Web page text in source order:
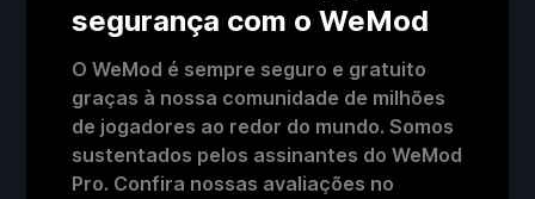
segurança com o WeMod
O WeMod é sempre seguro e gratuito
graças à nossa comunidade de milhões
de jogadores ao redor do mundo. Somos
sustentados pelos assinantes do WeMod
Pro. Confira nossas avaliações no